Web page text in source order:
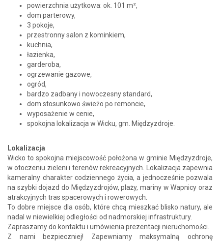
powierzchnia użytkowa: ok. 101 m²,
dom parterowy,
3 pokoje,
przestronny salon z kominkiem,
kuchnia,
łazienka,
garderoba,
ogrzewanie gazowe,
ogród,
bardzo zadbany i nowoczesny standard,
dom stosunkowo świeżo po remoncie,
wyposażenie w cenie,
spokojna lokalizacja w Wicku, gm. Międzyzdroje.
Lokalizacja
Wicko to spokojna miejscowość położona w gminie Międzyzdroje,
w otoczeniu zieleni i terenów rekreacyjnych. Lokalizacja zapewnia
kameralny charakter codziennego życia, a jednocześnie pozwala
na szybki dojazd do Międzyzdrojów, plaży, mariny w Wapnicy oraz
atrakcyjnych tras spacerowych i rowerowych.
To dobre miejsce dla osób, które chcą mieszkać blisko natury, ale
nadal w niewielkiej odległości od nadmorskiej infrastruktury.
Zapraszamy do kontaktu i umówienia prezentacji nieruchomości.
Z nami bezpieczniej! Zapewniamy maksymalną ochronę